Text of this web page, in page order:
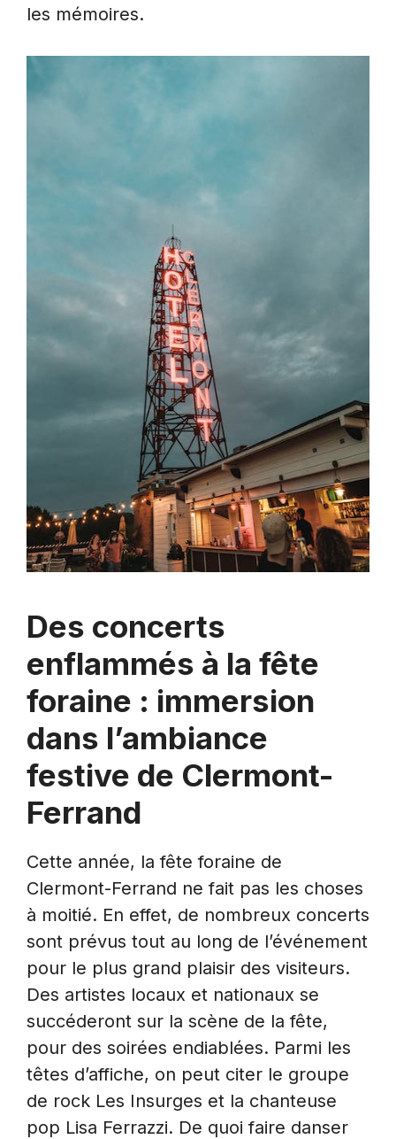
les mémoires.
Des concerts
enflammés à la fête
foraine : immersion
dans l’ambiance
festive de Clermont-
Ferrand
Cette année, la fête foraine de
Clermont-Ferrand ne fait pas les choses
à moitié. En effet, de nombreux concerts
sont prévus tout au long de l’événement
pour le plus grand plaisir des visiteurs.
Des artistes locaux et nationaux se
succéderont sur la scène de la fête,
pour des soirées endiablées. Parmi les
têtes d’affiche, on peut citer le groupe
de rock Les Insurges et la chanteuse
pop Lisa Ferrazzi. De quoi faire danser